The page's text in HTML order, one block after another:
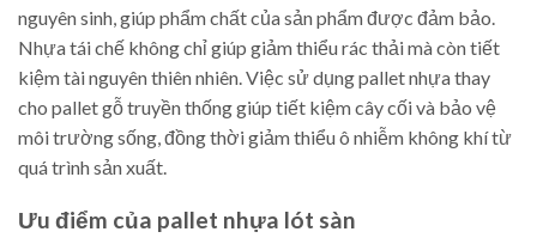
nguyên sinh, giúp phẩm chất của sản phẩm được đảm bảo.
Nhựa tái chế không chỉ giúp giảm thiểu rác thải mà còn tiết
kiệm tài nguyên thiên nhiên. Việc sử dụng pallet nhựa thay
cho pallet gỗ truyền thống giúp tiết kiệm cây cối và bảo vệ
môi trường sống, đồng thời giảm thiểu ô nhiễm không khí từ
quá trình sản xuất.
Ưu điểm của pallet nhựa lót sàn